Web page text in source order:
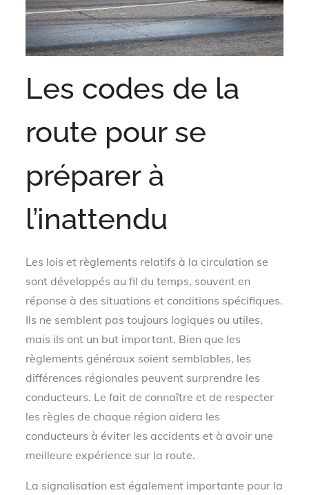
Les codes de la
route pour se
préparer à
l’inattendu
Les lois et règlements relatifs à la circulation se
sont développés au fil du temps, souvent en
réponse à des situations et conditions spécifiques.
Ils ne semblent pas toujours logiques ou utiles,
mais ils ont un but important. Bien que les
règlements généraux soient semblables, les
différences régionales peuvent surprendre les
conducteurs. Le fait de connaître et de respecter
les règles de chaque région aidera les
conducteurs à éviter les accidents et à avoir une
meilleure expérience sur la route.
La signalisation est également importante pour la